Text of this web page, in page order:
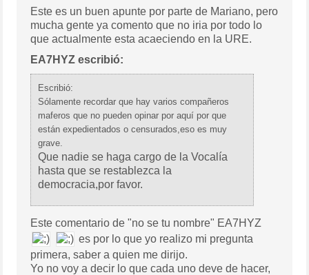
Este es un buen apunte por parte de Mariano, pero
mucha gente ya comento que no iria por todo lo
que actualmente esta acaeciendo en la URE.
EA7HYZ escribió:
Escribió:
Sólamente recordar que hay varios compañeros
maferos que no pueden opinar por aquí por que
están expedientados o censurados,eso es muy
grave.
Que nadie se haga cargo de la Vocalía
hasta que se restablezca la
democracia,por favor.
Este comentario de "no se tu nombre" EA7HYZ
es por lo que yo realizo mi pregunta
primera, saber a quien me dirijo.
Yo no voy a decir lo que cada uno deve de hacer,